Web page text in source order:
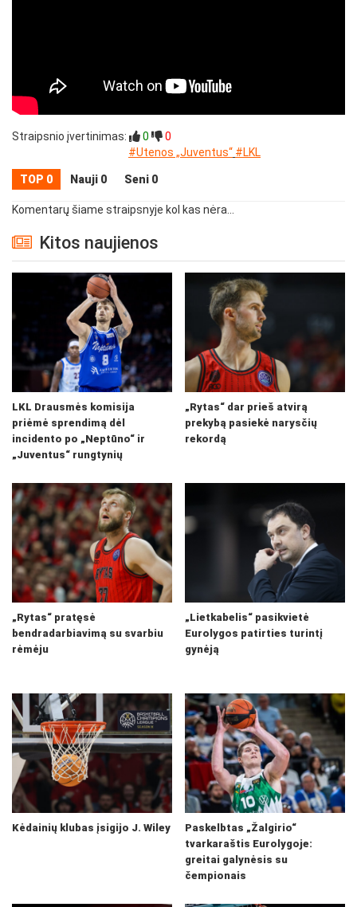
Straipsnio įvertinimas: 0
0
#Utenos „Juventus“ #LKL
TOP 0 Nauji 0 Seni 0
Komentarų šiame straipsnyje kol kas nėra...
Kitos naujienos
LKL Drausmės komisija
priėmė sprendimą dėl
incidento po „Neptūno“ ir
„Juventus“ rungtynių
„Rytas“ dar prieš atvirą
prekybą pasiekė narysčių
rekordą
„Rytas“ pratęsė
bendradarbiavimą su svarbiu
rėmėju
„Lietkabelis“ pasikvietė
Eurolygos patirties turintį
gynėją
Kėdainių klubas įsigijo J. Wiley
Paskelbtas „Žalgirio“
tvarkaraštis Eurolygoje:
greitai galynėsis su
čempionais